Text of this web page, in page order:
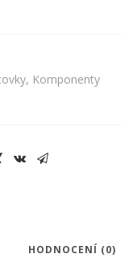
, Komponenty
HODNOCENÍ (0)